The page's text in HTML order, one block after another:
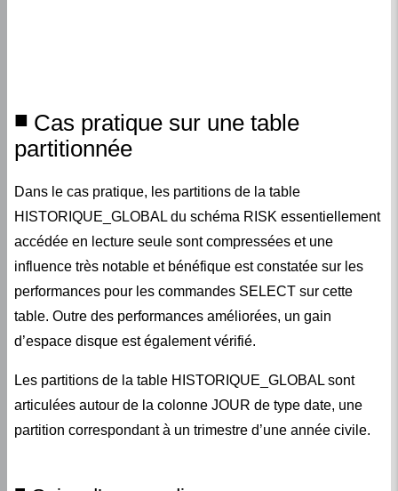
partitionnée
Dans le cas pratique, les partitions de la table
HISTORIQUE_GLOBAL du schéma RISK essentiellement
accédée en lecture seule sont compressées et une
influence très notable et bénéfique est constatée sur les
performances pour les commandes SELECT sur cette
table. Outre des performances améliorées, un gain
d’espace disque est également vérifié.
articulées autour de la colonne JOUR de type date, une
partition correspondant à un trimestre d’une année civile.